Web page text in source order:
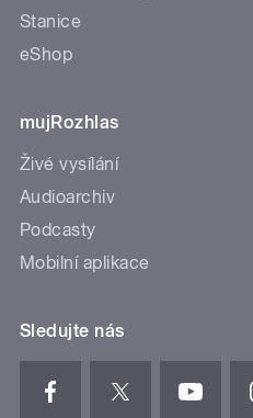
Stanice
eShop
mujRozhlas
Živé vysílání
Audioarchiv
Podcasty
Mobilní aplikace
Sledujte nás